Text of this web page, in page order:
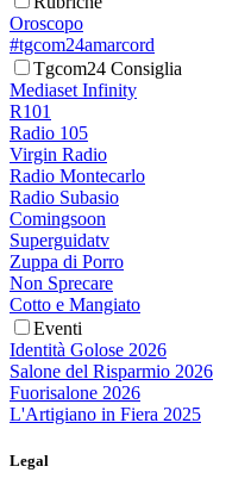
Oroscopo
#tgcom24amarcord
Tgcom24 Consiglia
Mediaset Infinity
R101
Radio 105
Virgin Radio
Radio Montecarlo
Radio Subasio
Comingsoon
Superguidatv
Zuppa di Porro
Non Sprecare
Cotto e Mangiato
Eventi
Identità Golose 2026
Salone del Risparmio 2026
Fuorisalone 2026
L'Artigiano in Fiera 2025
Legal